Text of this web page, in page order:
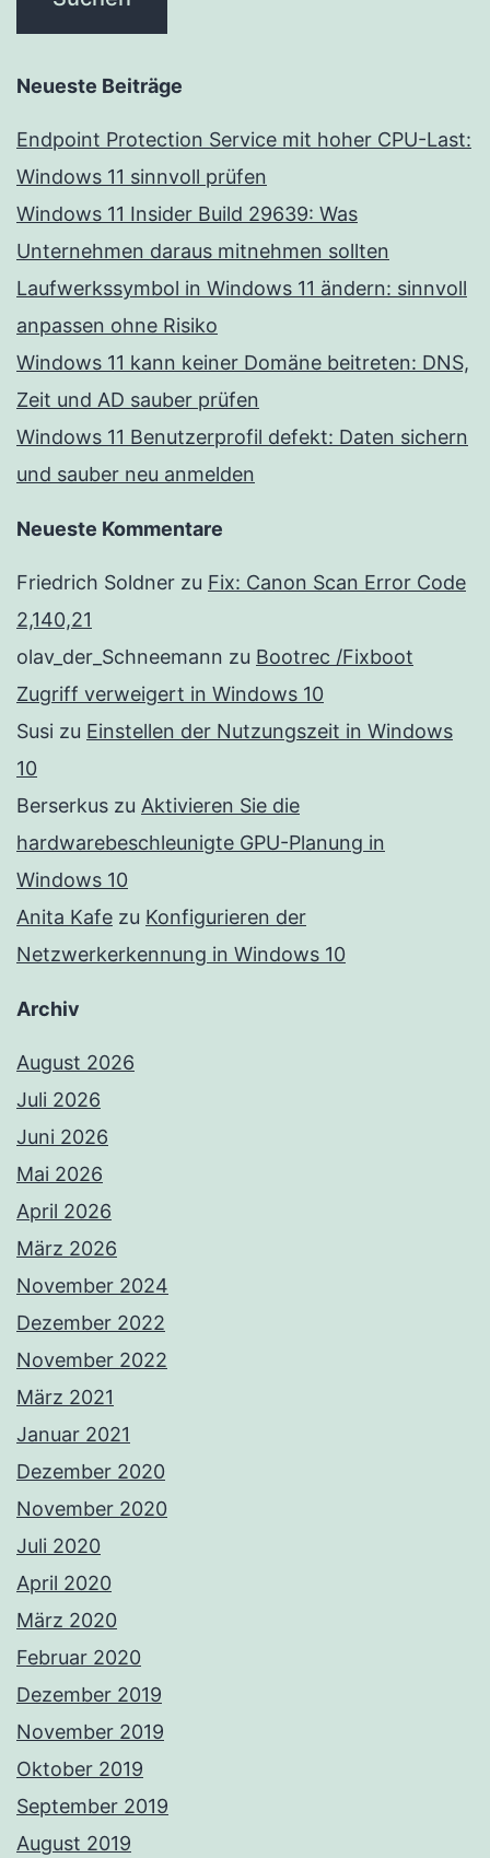
Neueste Beiträge
Endpoint Protection Service mit hoher CPU-Last:
Windows 11 sinnvoll prüfen
Windows 11 Insider Build 29639: Was
Unternehmen daraus mitnehmen sollten
Laufwerkssymbol in Windows 11 ändern: sinnvoll
anpassen ohne Risiko
Windows 11 kann keiner Domäne beitreten: DNS,
Zeit und AD sauber prüfen
Windows 11 Benutzerprofil defekt: Daten sichern
und sauber neu anmelden
Neueste Kommentare
Friedrich Soldner zu Fix: Canon Scan Error Code
2,140,21
olav_der_Schneemann zu Bootrec /Fixboot
Zugriff verweigert in Windows 10
Susi zu Einstellen der Nutzungszeit in Windows
10
Berserkus zu Aktivieren Sie die
hardwarebeschleunigte GPU-Planung in
Windows 10
Anita Kafe zu Konfigurieren der
Netzwerkerkennung in Windows 10
Archiv
August 2026
Juli 2026
Juni 2026
Mai 2026
April 2026
März 2026
November 2024
Dezember 2022
November 2022
März 2021
Januar 2021
Dezember 2020
November 2020
Juli 2020
April 2020
März 2020
Februar 2020
Dezember 2019
November 2019
Oktober 2019
September 2019
August 2019